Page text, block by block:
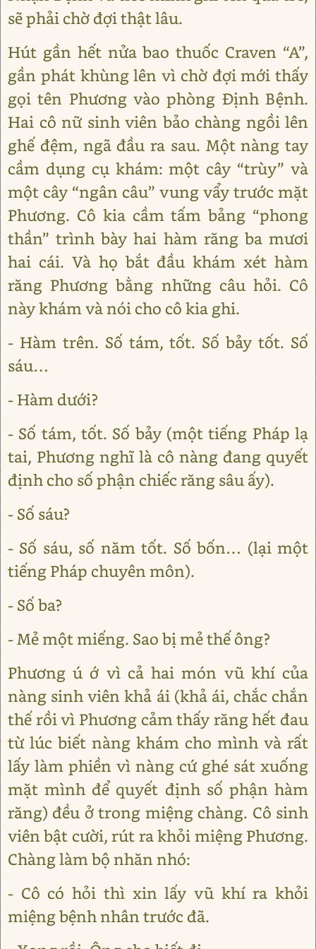
sẽ phải chờ đợi thật lâu.
Hút gần hết nửa bao thuốc Craven “A”,
gần phát khùng lên vì chờ đợi mới thấy
gọi tên Phương vào phòng Định Bệnh.
Hai cô nữ sinh viên bảo chàng ngồi lên
ghế đệm, ngã đầu ra sau. Một nàng tay
cầm dụng cụ khám: một cây “trùy” và
một cây “ngân câu” vung vẩy trước mặt
Phương. Cô kia cầm tấm bảng “phong
thần” trình bày hai hàm răng ba mươi
hai cái. Và họ bắt đầu khám xét hàm
răng Phương bằng những câu hỏi. Cô
này khám và nói cho cô kia ghi.
- Hàm trên. Số tám, tốt. Số bảy tốt. Số
sáu…
- Hàm dưới?
- Số tám, tốt. Số bảy (một tiếng Pháp lạ
tai, Phương nghĩ là cô nàng đang quyết
định cho số phận chiếc răng sâu ấy).
- Số sáu?
- Số sáu, số năm tốt. Số bốn… (lại một
tiếng Pháp chuyên môn).
- Số ba?
- Mẻ một miếng. Sao bị mẻ thế ông?
Phương ú ớ vì cả hai món vũ khí của
nàng sinh viên khả ái (khả ái, chắc chắn
thế rồi vì Phương cảm thấy răng hết đau
từ lúc biết nàng khám cho mình và rất
lấy làm phiền vì nàng cứ ghé sát xuống
mặt mình để quyết định số phận hàm
răng) đều ở trong miệng chàng. Cô sinh
viên bật cười, rút ra khỏi miệng Phương.
Chàng làm bộ nhăn nhó:
- Cô có hỏi thì xin lấy vũ khí ra khỏi
miệng bệnh nhân trước đã.